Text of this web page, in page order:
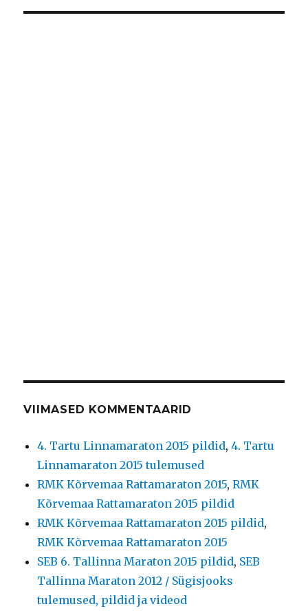
VIIMASED KOMMENTAARID
4. Tartu Linnamaraton 2015 pildid,4. Tartu
Linnamaraton 2015 tulemused
RMK Kõrvemaa Rattamaraton 2015,RMK
Kõrvemaa Rattamaraton 2015 pildid
RMK Kõrvemaa Rattamaraton 2015 pildid,
RMK Kõrvemaa Rattamaraton 2015
SEB 6. Tallinna Maraton 2015 pildid, SEB
Tallinna Maraton 2012 / Sügisjooks
tulemused, pildid ja videod